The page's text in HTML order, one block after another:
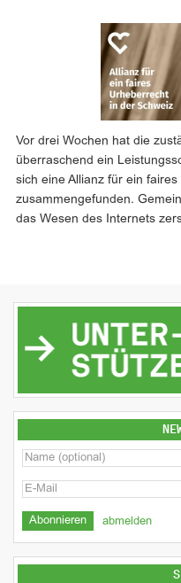
Vor drei Wochen hat die
überraschend ein
sich eine Allianz für ein
zusammengefunden.
das Wesen des Internets
abmelden